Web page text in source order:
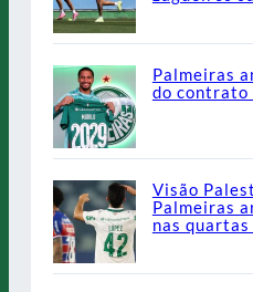
Palmeiras
do contrato
Visão
Palmeiras
nas